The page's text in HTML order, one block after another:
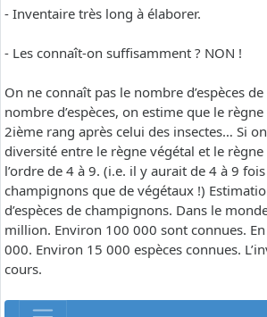
- Inventaire très long à élaborer.
- Les connaît-on suffisamment ? NON !
On ne connaît pas le nombre d’espèces
nombre d’espèces, on estime que le
2ième rang après celui des insectes… Si
diversité entre le règne végétal et le
l’ordre de 4 à 9. (i.e. il y aurait de 4 à 9 fois
champignons que de végétaux !)
d’espèces de champignons. Dans le
million. Environ 100 000 sont connues.
000. Environ 15 000 espèces connues.
cours.